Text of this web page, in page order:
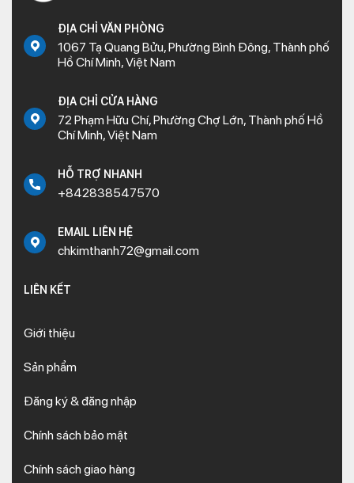
ĐỊA CHỈ VĂN PHÒNG
1067 Tạ Quang Bửu, Phường Bình Đông, Thành phố
Hồ Chí Minh, Việt Nam
ĐỊA CHỈ CỬA HÀNG
72 Phạm Hữu Chí, Phường Chợ Lớn, Thành phố Hồ
Chí Minh, Việt Nam
HỖ TRỢ NHANH
+842838547570
EMAIL LIÊN HỆ
chkimthanh72@gmail.com
LIÊN KẾT
Giới thiệu
Sản phẩm
Đăng ký & đăng nhập
Chính sách bảo mật
Chính sách giao hàng